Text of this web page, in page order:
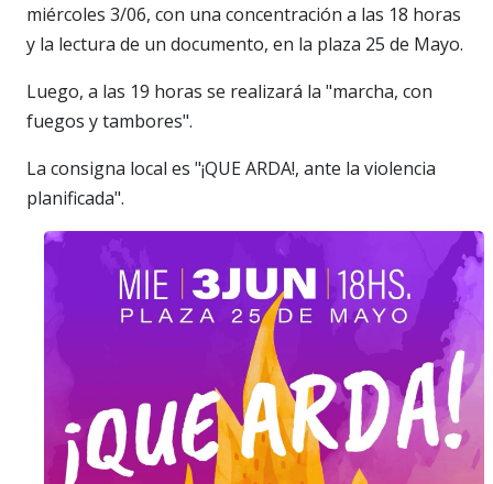
miércoles 3/06, con una concentración a las 18 horas
y la lectura de un documento, en la plaza 25 de Mayo.
Luego, a las 19 horas se realizará la "marcha, con
fuegos y tambores".
La consigna local es "¡QUE ARDA!, ante la violencia
planificada".